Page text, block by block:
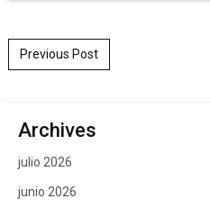
Post navigation
Previous Post
Archives
julio 2026
junio 2026